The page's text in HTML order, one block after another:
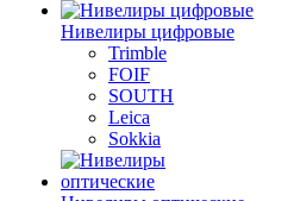
Нивелиры цифровые
Trimble
FOIF
SOUTH
Leica
Sokkia